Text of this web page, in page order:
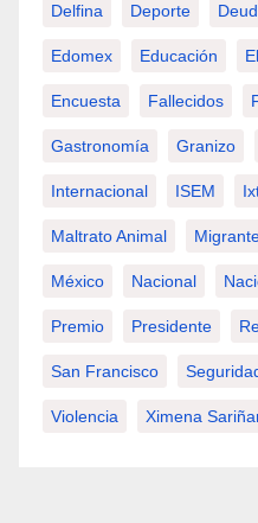
Delfina Deporte
Edomex Educación
Encuesta Fallecidos
Gastronomía Granizo
Internacional ISEM
Maltrato Animal
México Nacional
Premio Presidente
San Francisco
Violencia Ximena